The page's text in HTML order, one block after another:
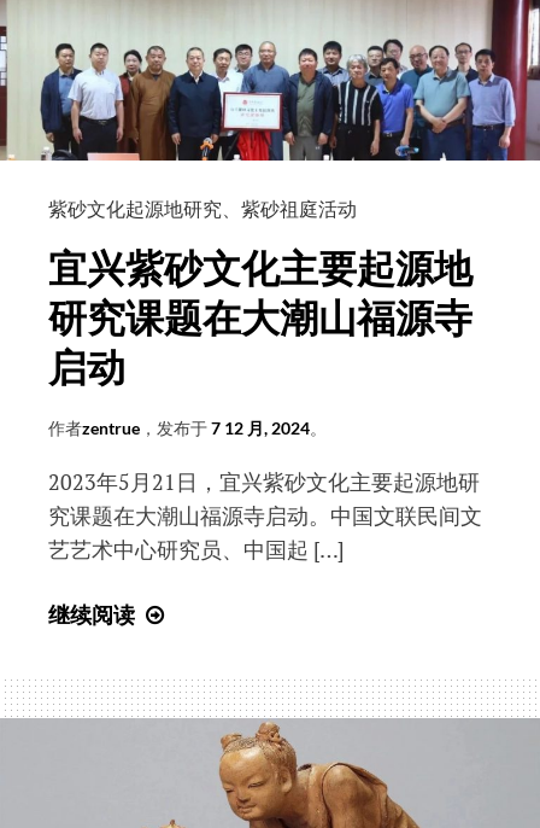
文
化
重
要
起
地”
课
题
结
会
和
成
果
京
紫砂文化起源地研究 紫砂祖庭活动
宜兴紫砂文化主要起源地
研究课题在大潮山福源寺
启动
作者zentrue ，发布于7 12 月, 2024。
2023年5月21日，宜兴紫砂文化主要起源地研
究课题在大潮山福源寺启动。中国文联民间文
艺艺术中心研究员、中国起 […]
继续阅读
紫
砂